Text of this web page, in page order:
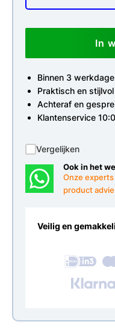
In
Binnen 3
Praktisch en stijlvol
Achteraf en
Klantenservice
Vergelijken
Ook in het
Onze
product
Veilig en